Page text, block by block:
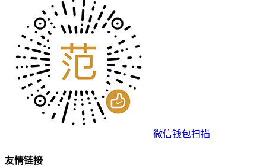
微信钱包扫描
友情链接